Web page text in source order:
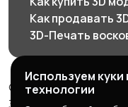
Как продавать
3D-Печать
© 2026 3d585.ru -
Используем
технологии